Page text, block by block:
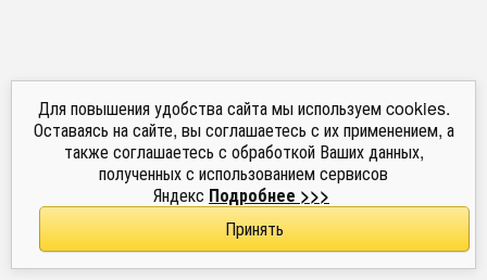
Для повышения удобства сайта мы используем cookies.
Оставаясь на сайте, вы соглашаетесь с их применением, а
также соглашаетесь с обработкой Ваших данных,
полученных с использованием сервисов
Яндекс Подробнее >>>
Принять